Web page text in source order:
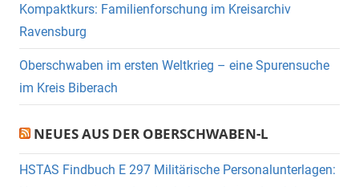
Kompaktkurs: Familienforschung im Kreisarchiv
Ravensburg
Oberschwaben im ersten Weltkrieg – eine Spurensuche
im Kreis Biberach
NEUES AUS DER OBERSCHWABEN-L
HSTAS Findbuch E 297 Militärische Personalunterlagen: